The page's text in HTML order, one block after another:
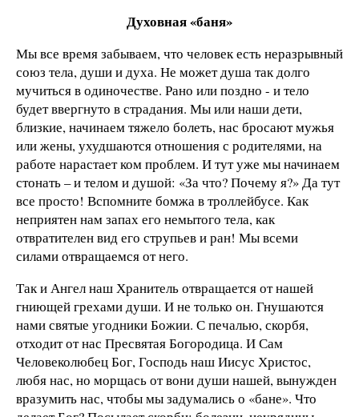
Духовная «баня»
Мы все время забываем, что человек есть неразрывный
союз тела, души и духа. Не может душа так долго
мучиться в одиночестве. Рано или поздно - и тело
будет ввергнуто в страдания. Мы или наши дети,
близкие, начинаем тяжело болеть, нас бросают мужья
или жены, ухудшаются отношения с родителями, на
работе нарастает ком проблем. И тут уже мы начинаем
стонать – и телом и душой: «За что? Почему я?» Да тут
все просто! Вспомните бомжа в троллейбусе. Как
неприятен нам запах его немытого тела, как
отвратителен вид его струпьев и ран! Мы всеми
силами отвращаемся от него.
Так и Ангел наш Хранитель отвращается от нашей
гниющей грехами души. И не только он. Гнушаются
нами святые угодники Божии. С печалью, скорбя,
отходит от нас Пресвятая Богородица. И Сам
Человеколюбец Бог, Господь наш Иисус Христос,
любя нас, но морщась от вони души нашей, вынужден
вразумить нас, чтобы мы задумались о «бане». Что